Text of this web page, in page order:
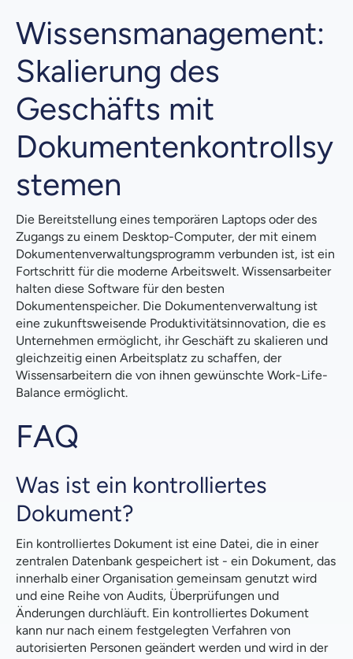
Wissensmanagement:
Skalierung des
Geschäfts mit
Dokumentenkontrollsy
stemen
Die Bereitstellung eines temporären Laptops oder des
Zugangs zu einem Desktop-Computer, der mit einem
Dokumentenverwaltungsprogramm verbunden ist, ist ein
Fortschritt für die moderne Arbeitswelt. Wissensarbeiter
halten diese Software für den besten
Dokumentenspeicher. Die Dokumentenverwaltung ist
eine zukunftsweisende Produktivitätsinnovation, die es
Unternehmen ermöglicht, ihr Geschäft zu skalieren und
gleichzeitig einen Arbeitsplatz zu schaffen, der
Wissensarbeitern die von ihnen gewünschte Work-Life-
Balance ermöglicht.
FAQ
Was ist ein kontrolliertes
Dokument?
Ein kontrolliertes Dokument ist eine Datei, die in einer
zentralen Datenbank gespeichert ist - ein Dokument, das
innerhalb einer Organisation gemeinsam genutzt wird
und eine Reihe von Audits, Überprüfungen und
Änderungen durchläuft. Ein kontrolliertes Dokument
kann nur nach einem festgelegten Verfahren von
autorisierten Personen geändert werden und wird in der